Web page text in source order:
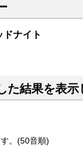
ナイト
た結果を表示
。(50音順)